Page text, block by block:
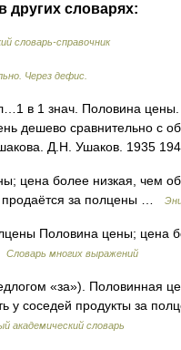
других словарях:
словарь-справочник
Через дефис.
1 знач. Половина цены.
дешево сравнительно с
Д.Н. Ушаков. 1935
цена более низкая, чем
за полцены …
Половина цены; цена
Словарь многих выражений
«за»). Половинная
у соседей продукты за
академический словарь